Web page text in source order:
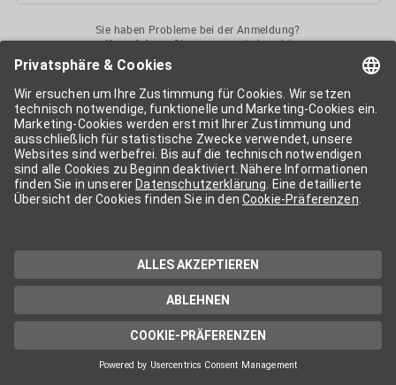
Sie haben Probleme bei der Anmeldung?
KontaktierenSie uns gerne jederzeit!
APA-User
Services der APA-Gruppe. Für die Nutzung der einzelnen Anwendungen
kann eine weitere Freischaltung nötig sein. Kosten fallen nur nach einer
Bestellung und genauer Kosteninformation an.
Wenn nicht anders erwähnt, gelten dieAllgemeinen
Geschäftsbedingungender APA - Austria Presse Agentur.
Die von Ihnen angegebenen Daten werden ausschließlich für die
Zwecke der Demo-Nutzung bzw. des Vertragsverhältnisses genutzt.
Eine darüber hinaus gehende oder andersartige Verwendung ist nur mit
technischen Support stehen wir Ihnen jederzeit gerne zur Verfügung.
Datenschutzerklärung
Cookie-Präferenzen